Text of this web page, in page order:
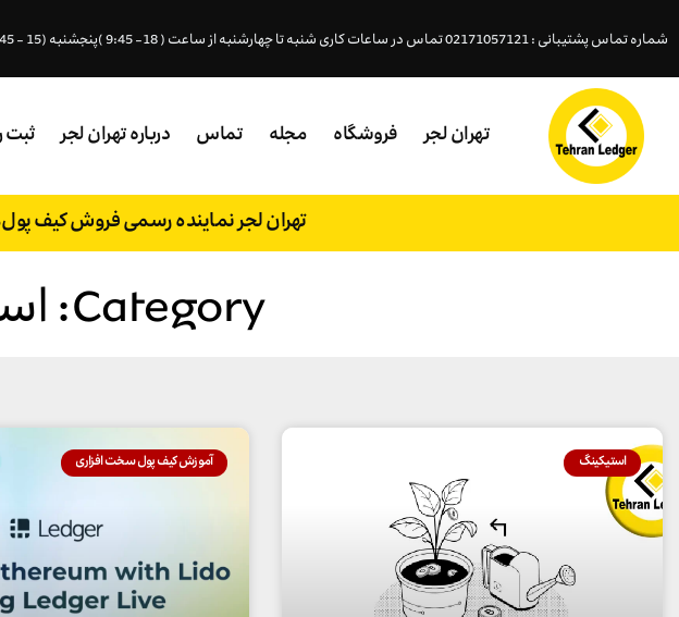
شماره تماس پشتیبانی : 02171057121 تماس در ساعات کاری شنبه تا چهارشنبه از ساعت ( 18- 9:45 )پنجشنبه (15 - 9:45 )
تهران لجر فروشگاه مجله تماس درباره تهران لجر ثبت
تهران لجر نماینده رسمی فروش کیف
Category: استیکینگ
استیکینگ آموزش کیف پول سخت افزاری